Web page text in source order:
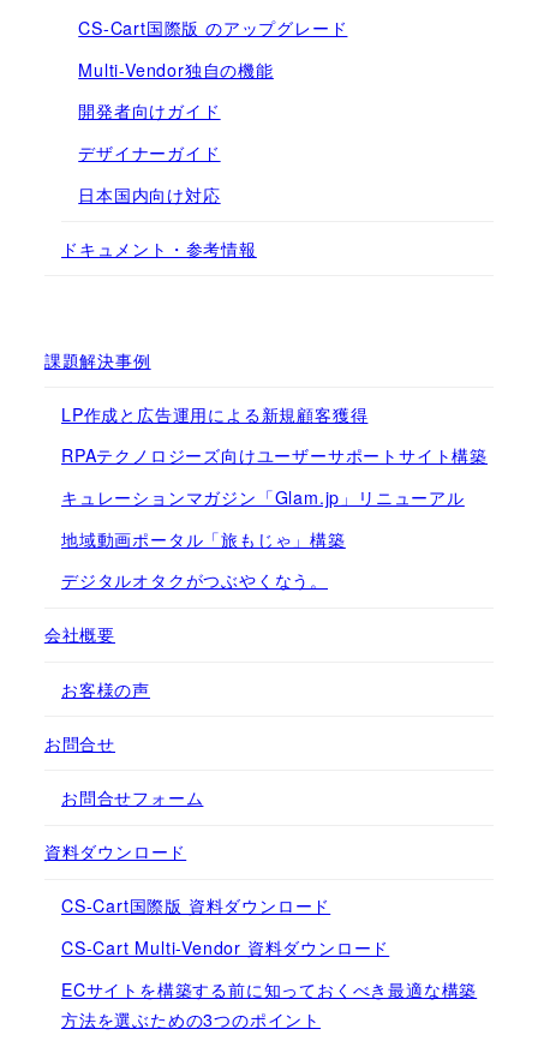
CS-Cart国際版 のアップグレード
Multi-Vendor独自の機能
開発者向けガイド
デザイナーガイド
日本国内向け対応
ドキュメント・参考情報
課題解決事例
LP作成と広告運用による新規顧客獲得
RPAテクノロジーズ向けユーザーサポートサイト構築
キュレーションマガジン「Glam.jp」リニューアル
地域動画ポータル「旅もじゃ」構築
デジタルオタクがつぶやくなう。
会社概要
お客様の声
お問合せ
お問合せフォーム
資料ダウンロード
CS-Cart国際版 資料ダウンロード
CS-Cart Multi-Vendor 資料ダウンロード
ECサイトを構築する前に知っておくべき最適な構築
方法を選ぶための3つのポイント